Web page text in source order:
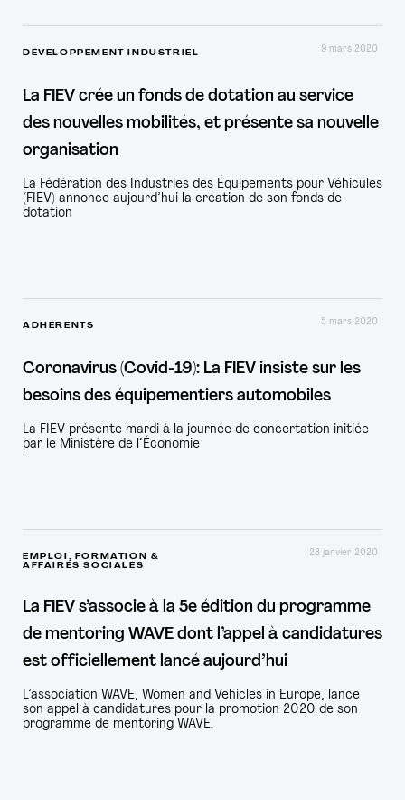
DÉVELOPPEMENT INDUSTRIEL 9 mars 2020
La FIEV crée un fonds de dotation au service
des nouvelles mobilités, et présente sa nouvelle
organisation
La Fédération des Industries des Équipements pour Véhicules
(FIEV) annonce aujourd’hui la création de son fonds de
dotation
ADHÉRENTS 5 mars 2020
Coronavirus (Covid-19): La FIEV insiste sur les
besoins des équipementiers automobiles
La FIEV présente mardi à la journée de concertation initiée
par le Ministère de l’Économie
EMPLOI, FORMATION &
AFFAIRES SOCIALES
28 janvier 2020
La FIEV s’associe à la 5e édition du programme
de mentoring WAVE dont l’appel à candidatures
est officiellement lancé aujourd’hui
L’association WAVE, Women and Vehicles in Europe, lance
son appel à candidatures pour la promotion 2020 de son
programme de mentoring WAVE.